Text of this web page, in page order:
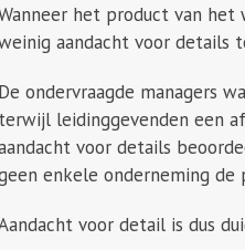
het product van het
aandacht voor details
De ondervraagde managers
terwijl leidinggevenden een
voor details
enkele onderneming
voor detail is dus